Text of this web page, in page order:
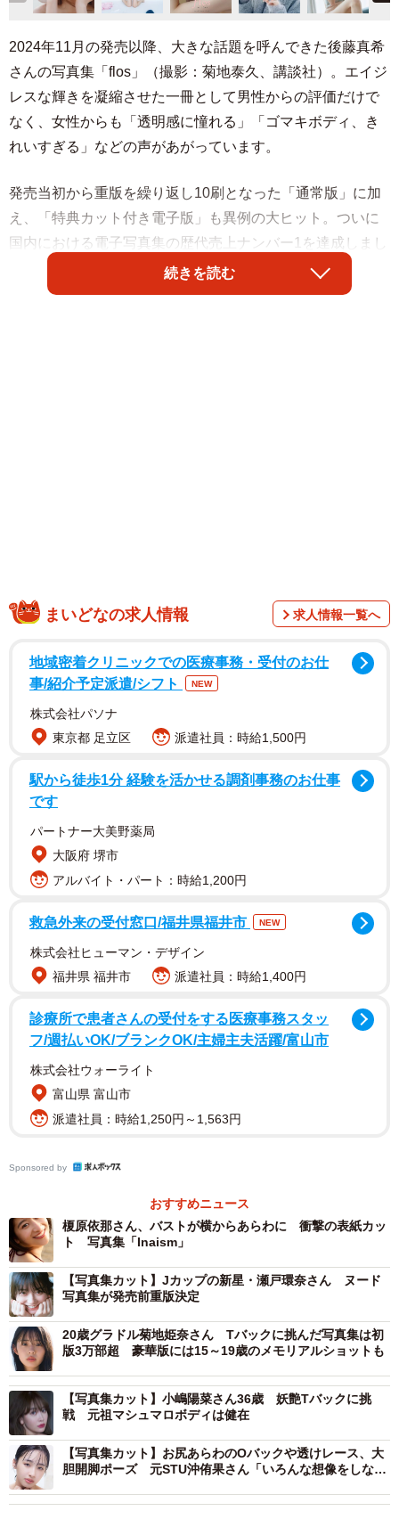
2024年11月の発売以降、大きな話題を呼んできた後藤真希
さんの写真集「flos」（撮影：菊地泰久、講談社）。エイジ
レスな輝きを凝縮させた一冊として男性からの評価だけで
なく、女性からも「透明感に憧れる」「ゴマキボディ、き
れいすぎる」などの声があがっています。
発売当初から重版を繰り返し10刷となった「通常版」に加
え、「特典カット付き電子版」も異例の大ヒット。ついに
国内における電子写真集の歴代売上ナンバー1を達成しまし
た（3月7日現在メディアドゥ調べ）。歴代1位を聞かされた
本人は「日本一？ ほんと？ え、うれしすぎる」と大きな目
同写真集は、紙の風合いとサイズ感を楽しめる144ページの
「通常版」、手軽にダウンロードできる「特典カット付き
電子版」、さらに追加カットを収録した「楽天Kobo 限定カ
ット付き電子版」「DMM限定カット付き電子版」が発売
くやわらかなボディを堪能できます。夏の韓国・済州島で
ははつらつとした水着姿を、冬の山形では温泉のぬくもり
に身を委ね、しっとりと憂いを帯びた浴衣姿を披露してい
続きを読む
まいどなの求人情報 求人情報一覧へ
地域密着クリニックでの医療事務・受付のお仕
事/紹介予定派遣/シフト
NEW
株式会社パソナ
東京都 足立区
派遣社員：時給1,500円
駅から徒歩1分 経験を活かせる調剤事務のお仕事
です
パートナー大美野薬局
大阪府 堺市
アルバイト・パート：時給1,200円
救急外来の受付窓口/福井県福井市 NEW
株式会社ヒューマン・デザイン
福井県 福井市
派遣社員：時給1,400円
診療所で患者さんの受付をする医療事務スタッ
フ/週払いOK/ブランクOK/主婦主夫活躍/富山市
株式会社ウォーライト
富山県 富山市
派遣社員：時給1,250円～1,563円
Sponsored by
おすすめニュース
榎原依那さん、バストが横からあらわに 衝撃の表紙カッ
ト 写真集「Inaism」
【写真集カット】Jカップの新星・瀬戸環奈さん ヌード
写真集が発売前重版決定
20歳グラドル菊地姫奈さん Tバックに挑んだ写真集は初
版3万部超 豪華版には15～19歳のメモリアルショットも
【写真集カット】小嶋陽菜さん36歳 妖艶Tバックに挑
戦 元祖マシュマロボディは健在
【写真集カット】お尻あらわのOバックや透けレース、大
胆開脚ポーズ 元STU沖侑果さん「いろんな想像をしなが